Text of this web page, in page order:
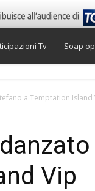
Tv Soap
a Temptation Island
Vip